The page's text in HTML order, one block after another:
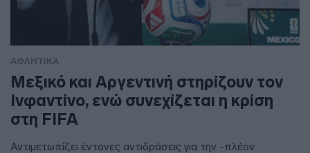
ΑΘΛΗΤΙΚΑ
Μεξικό και Αργεντινή στηρίζουν τον
Ινφαντίνο, ενώ συνεχίζεται η κρίση
στη FIFA
Αντιμετωπίζει έντονες αντιδράσεις για την -πλέον